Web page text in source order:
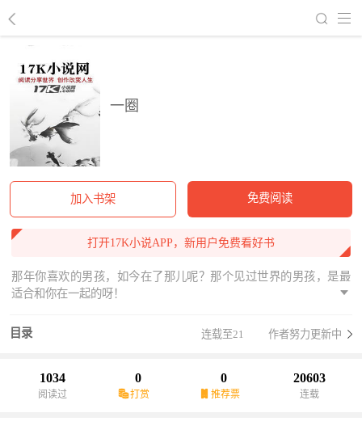
一圈
加入书架 免费阅读
打开17K小说APP，新用户免费看好书
那年你喜欢的男孩，如今在了那儿呢？那个见过世界的男孩，是最
适合和你在一起的呀！
目录 连载至21 作者努力更新中
1034
阅读过
0
打赏
0
推荐票
20603
连载